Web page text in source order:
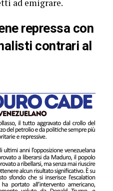
ad emigrare.
repressa con
contrari al